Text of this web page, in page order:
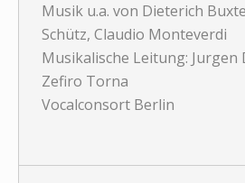
Musik u.a. von Dieterich
Schütz, Claudio Monteverdi
Musikalische Leitung: Jurgen
Zefiro Torna
Vocalconsort Berlin